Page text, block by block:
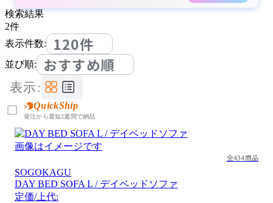
検索結果
2件
表示件数:
120件
並び順: おすすめ順
表示:
QuickShip
発注から最短2週間で納品
画像はイメージです
全434商品
SOGOKAGU
DAY BED SOFA L / デイベッドソファ
定価/上代: